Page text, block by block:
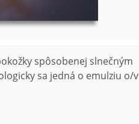
spôsobenej slnečným
sa jedná o emulziu o/v